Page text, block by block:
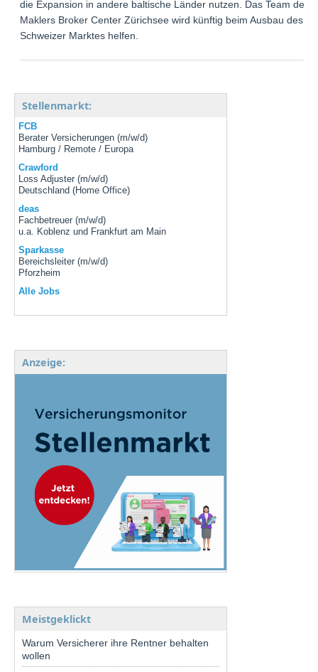
die Expansion in andere baltische Länder nutzen. Das Team des
Maklers Broker Center Zürichsee wird künftig beim Ausbau des
Schweizer Marktes helfen.
Stellenmarkt:
FCB
Berater Versicherungen (m/w/d)
Hamburg / Remote / Europa
Crawford
Loss Adjuster (m/w/d)
Deutschland (Home Office)
deas
Fachbetreuer (m/w/d)
u.a. Koblenz und Frankfurt am Main
Sparkasse
Bereichsleiter (m/w/d)
Pforzheim
Alle Jobs
Anzeige:
Meistgeklickt
Warum Versicherer ihre Rentner behalten
wollen